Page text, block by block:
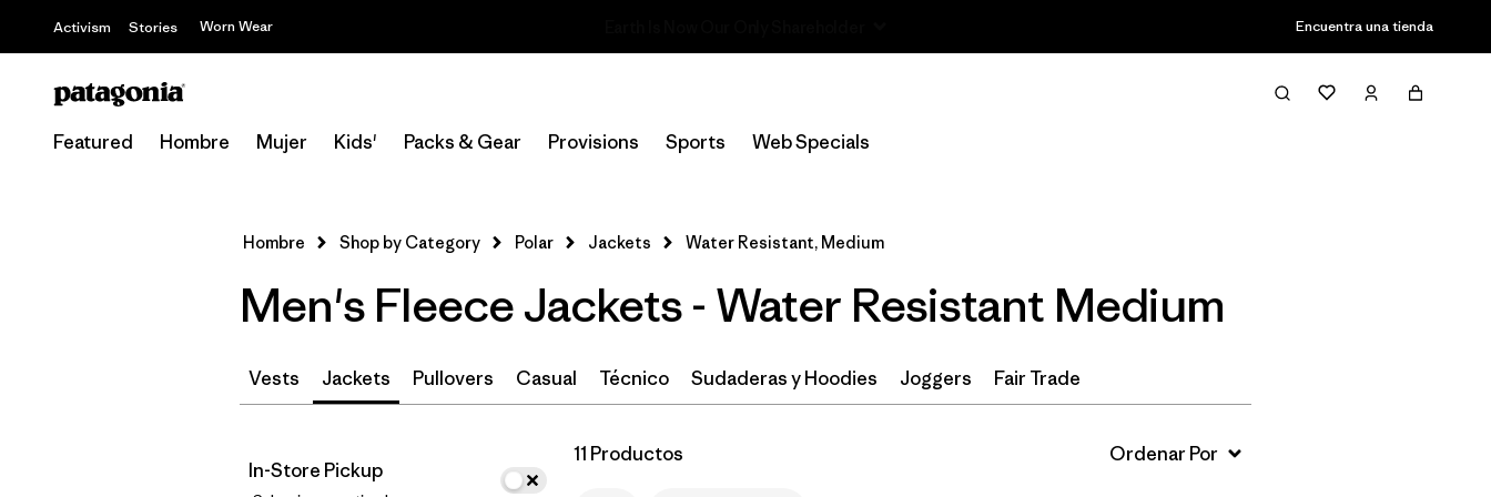
Activism Stories Worn Wear Encuentra una tienda
Featured Hombre Mujer Kids' Packs & Gear Provisions Sports Web Specials
Filter & Sort
Selecciona una tienda
M
(11)
XXL (11)
(11)
Hombre Shop by Category Polar Jackets Water Resistant, Medium
Men's Fleece Jackets - Water Resistant Medium
Vests Jackets Pullovers Casual Técnico Sudaderas y Hoodies Joggers Fair Trade
In-Store Pickup
11 Productos